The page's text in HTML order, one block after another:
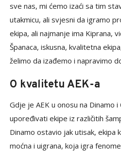
sve nas, mi ćemo izaći sa tim
utakmicu, ali svjesni da igramo
ekipa, ali najmanje ima Kiprana,
Španaca, iskusna, kvalitetna
želimo da izađemo i napravimo
O kvalitetu AEK-a
Gdje je AEK u onosu na Dinamo i
upoređivati ekipe iz različitih
Dinamo ostavio jak utisak, ekipa
moćna i uigrana, koja igra